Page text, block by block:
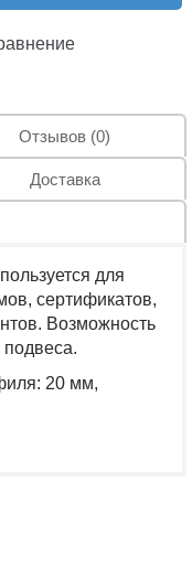
Отзывов (0)
Доставка
для
сертификатов,
Возможность
подвеса.
20 мм,